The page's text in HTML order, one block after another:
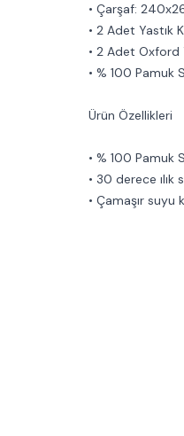
• Çarşaf:
• 2 Adet Yastık
• 2 Adet Oxford
• % 100
Ürün Özellikleri
• % 100
• 30 derece ılık
• Çamaşır suyu